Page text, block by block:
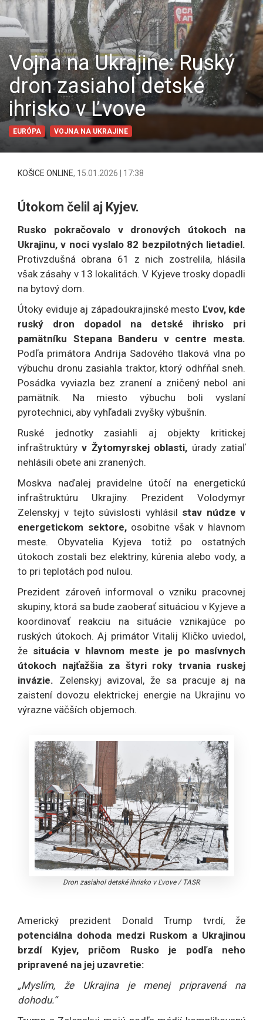
Vojna na Ukrajine: Ruský
dron zasiahol detské
ihrisko v Ľvove
EURÓPA VOJNA NA UKRAJINE
KOŠICE ONLINE, 15.01.2026 | 17:38
Útokom čelil aj Kyjev.
Rusko pokračovalo v dronových útokoch na
Ukrajinu, v noci vyslalo 82 bezpilotných lietadiel.
Protivzdušná obrana 61 z nich zostrelila, hlásila
však zásahy v 13 lokalitách. V Kyjeve trosky dopadli
na bytový dom.
Útoky eviduje aj západoukrajinské mesto Ľvov, kde
ruský dron dopadol na detské ihrisko pri
pamätníku Stepana Banderu v centre mesta.
Podľa primátora Andrija Sadového tlaková vlna po
výbuchu dronu zasiahla traktor, ktorý odhŕňal sneh.
Posádka vyviazla bez zranení a zničený nebol ani
pamätník. Na miesto výbuchu boli vyslaní
pyrotechnici, aby vyhľadali zvyšky výbušnín.
Ruské jednotky zasiahli aj objekty kritickej
infraštruktúry v Žytomyrskej oblasti, úrady zatiaľ
nehlásili obete ani zranených.
Moskva naďalej pravidelne útočí na energetickú
infraštruktúru Ukrajiny. Prezident Volodymyr
Zelenskyj v tejto súvislosti vyhlásil stav núdze v
energetickom sektore, osobitne však v hlavnom
meste. Obyvatelia Kyjeva totiž po ostatných
útokoch zostali bez elektriny, kúrenia alebo vody, a
to pri teplotách pod nulou.
Prezident zároveň informoval o vzniku pracovnej
skupiny, ktorá sa bude zaoberať situáciou v Kyjeve a
koordinovať reakciu na situácie vznikajúce po
ruských útokoch. Aj primátor Vitalij Kličko uviedol,
že situácia v hlavnom meste je po masívnych
útokoch najťažšia za štyri roky trvania ruskej
invázie. Zelenskyj avizoval, že sa pracuje aj na
zaistení dovozu elektrickej energie na Ukrajinu vo
výrazne väčších objemoch.
Dron zasiahol detské ihrisko v Ľvove/ TASR
Americký prezident Donald Trump tvrdí, že
potenciálna dohoda medzi Ruskom a Ukrajinou
brzdí Kyjev, pričom Rusko je podľa neho
pripravené na jej uzavretie:
„Myslím, že Ukrajina je menej pripravená na
dohodu.“